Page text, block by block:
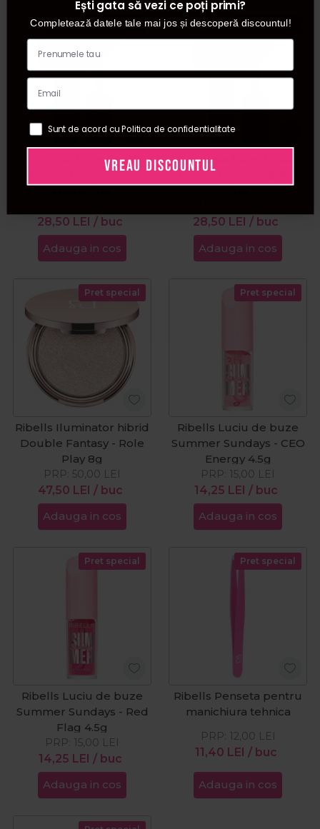
Pret special
Luciu de buze Muah
Follow Me - Say My
28,50 LEI / buc
Adauga in cos
Pret special
Luciu de buze Muah
Follow Me - Oh, Baby!
28,50 LEI / buc
Adauga in cos
Pret special
Ribells Iluminator hibrid
Double Fantasy - Role
Play 8g
47,50 LEI / buc
PRP: 50,00 LEI
Adauga in cos
Pret special
Ribells Luciu de buze
Summer Sundays - CEO
Energy 4.5g
14,25 LEI / buc
PRP: 15,00 LEI
Adauga in cos
Pret special
Ribells Luciu de buze
Summer Sundays - Red
Flag 4.5g
14,25 LEI / buc
PRP: 15,00 LEI
Adauga in cos
Pret special
Ribells Penseta pentru
manichiura tehnica
11,40 LEI / buc
PRP: 12,00 LEI
Adauga in cos
Ești gata să vezi ce poți primi?
Completează datele tale mai jos și descoperă discountul!
Sunt de acord cu Politica de confidentialitate
VREAU DISCOUNTUL